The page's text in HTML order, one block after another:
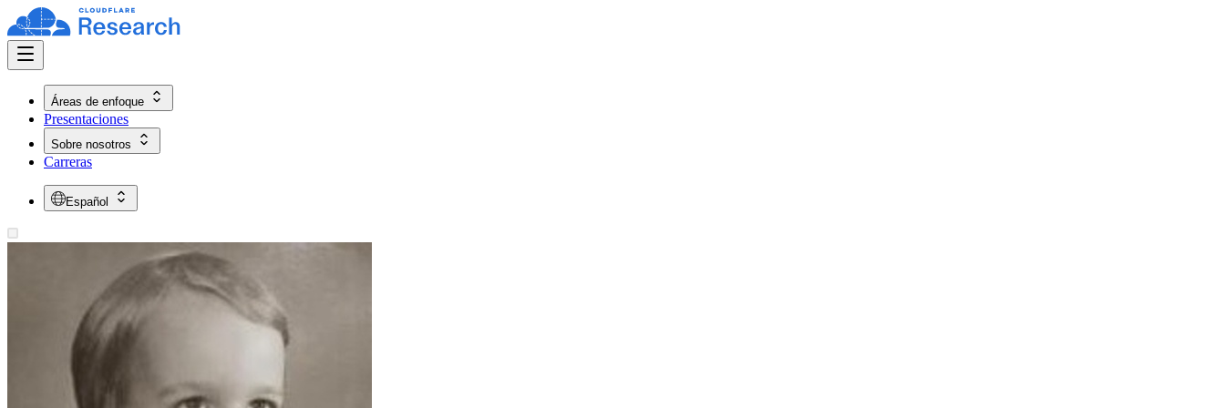
Áreas de enfoque
Presentaciones
Sobre nosotros
Carreras
Español